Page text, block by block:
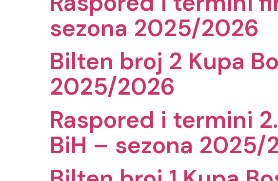
sezona 2025/2026
Bilten broj 2 Kupa
2025/2026
Raspored i termini
BiH – sezona 2025/